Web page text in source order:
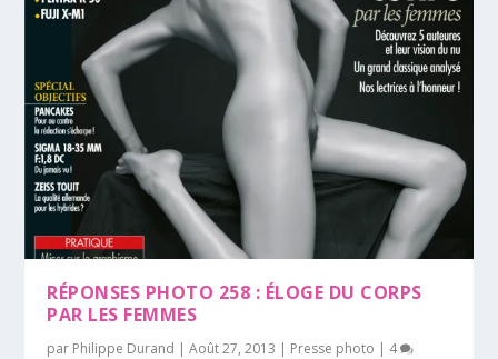
RÉPONSES PHOTO 258 : ÉLOGE DU CORPS
PAR LES FEMMES
par Philippe Durand |Août 27, 2013 | Presse photo | 4